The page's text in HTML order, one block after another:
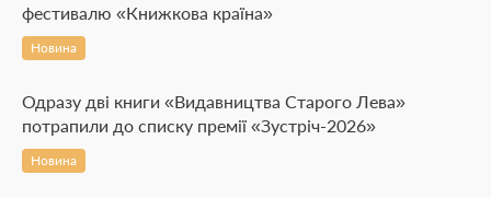
фестивалю «Книжкова країна»
Новина
Одразу дві книги «Видавництва Старого Лева»
потрапили до списку премії «Зустріч-2026»
Новина